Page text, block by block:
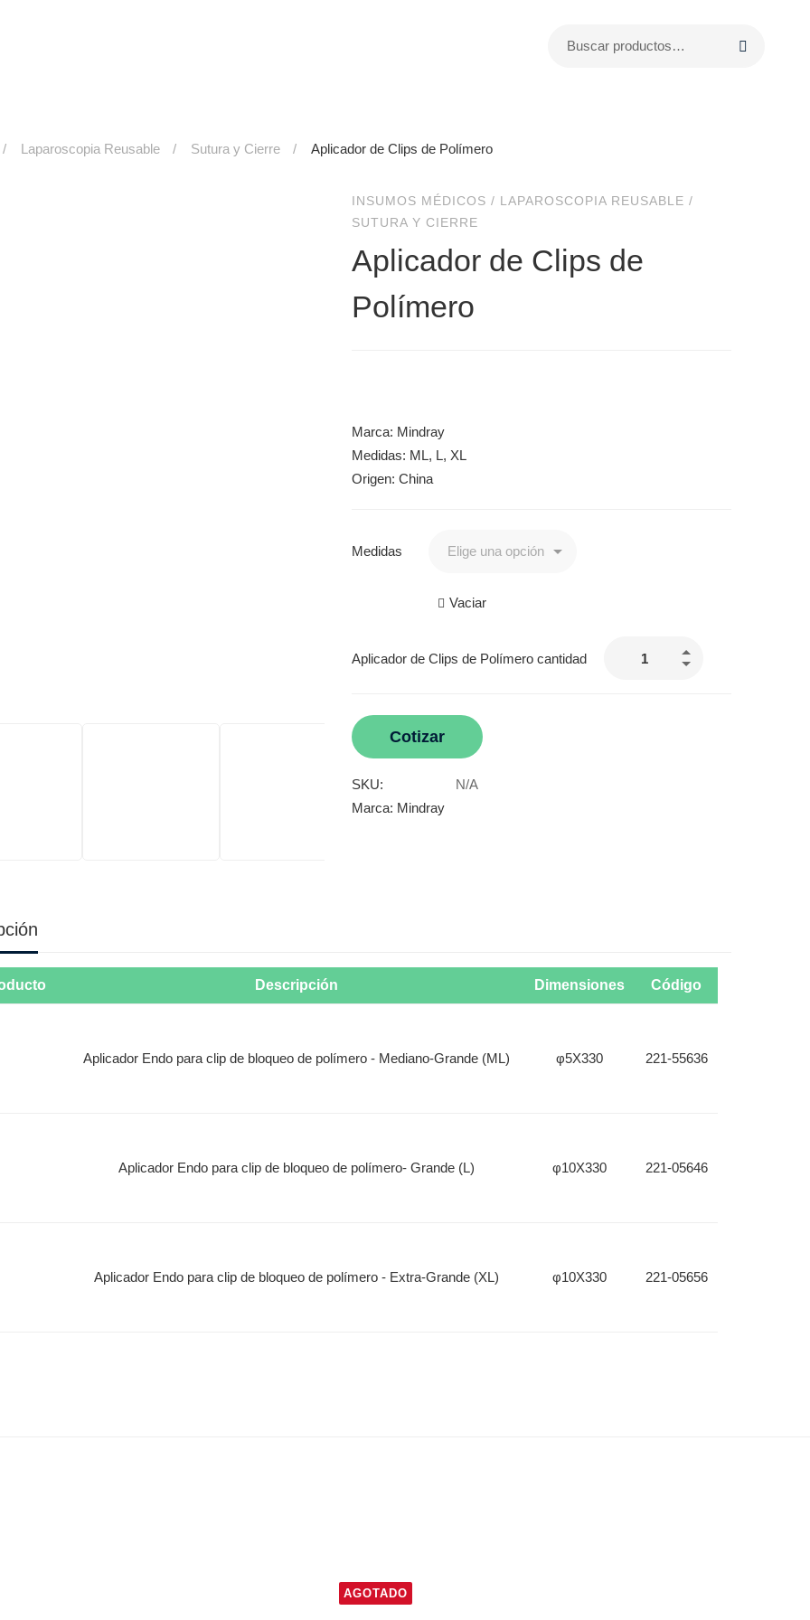
Laparoscopia Reusable Sutura y Cierre Aplicador de Clips de Polímero
INSUMOS MÉDICOS / LAPAROSCOPIA REUSABLE /
SUTURA Y CIERRE
Aplicador de Clips de
Polímero
Marca: Mindray
Medidas: ML, L, XL
Origen: China
Medidas
Vaciar
Aplicador de Clips de Polímero cantidad
Cotizar
SKU:
N/A
Marca: Mindray
Descripción Dimensiones Código
Aplicador Endo para clip de bloqueo de polímero - Mediano-Grande (ML) φ5X330 221-55636
Aplicador Endo para clip de bloqueo de polímero- Grande (L) φ10X330 221-05646
Aplicador Endo para clip de bloqueo de polímero - Extra-Grande (XL) φ10X330 221-05656
AGOTADO